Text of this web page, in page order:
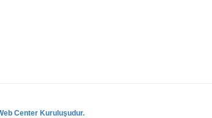
Center Kuruluşudur.